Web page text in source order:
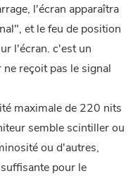
l'écran apparaîtra
et le feu de position
l'écran. c'est un
reçoit pas le signal
maximale de 220 nits
semble scintiller ou
ou d'autres,
pour le